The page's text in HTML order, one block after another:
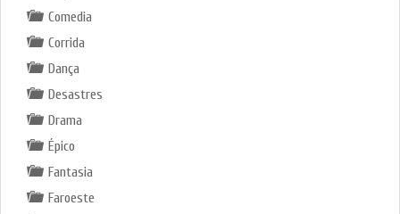
Comedia
Corrida
Dança
Desastres
Drama
Épico
Fantasia
Faroeste